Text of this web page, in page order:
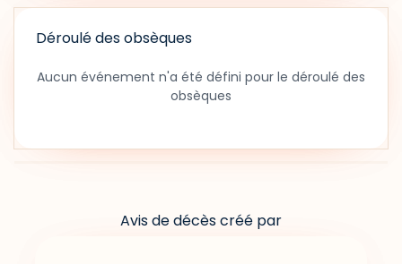
Déroulé des obsèques
Aucun événement n'a été défini pour le déroulé des
obsèques
Avis de décès créé par